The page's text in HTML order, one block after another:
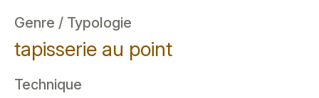
Genre / Typologie
tapisserie au point
Technique